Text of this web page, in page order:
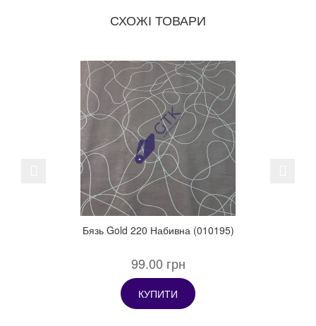
СХОЖІ ТОВАРИ
Бязь Gold 220 Набивна (010195)
99.00 грн
КУПИТИ
Previous